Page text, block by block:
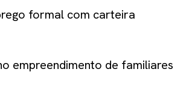
formal com carteira
empreendimento de familiares